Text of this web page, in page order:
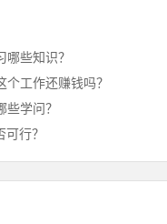
哪些知识？
工作还赚钱吗？
学问？
行？